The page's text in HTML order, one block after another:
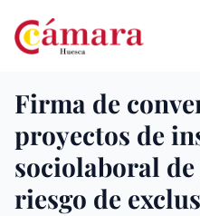
Firma de
proyectos de
sociolaboral
riesgo de